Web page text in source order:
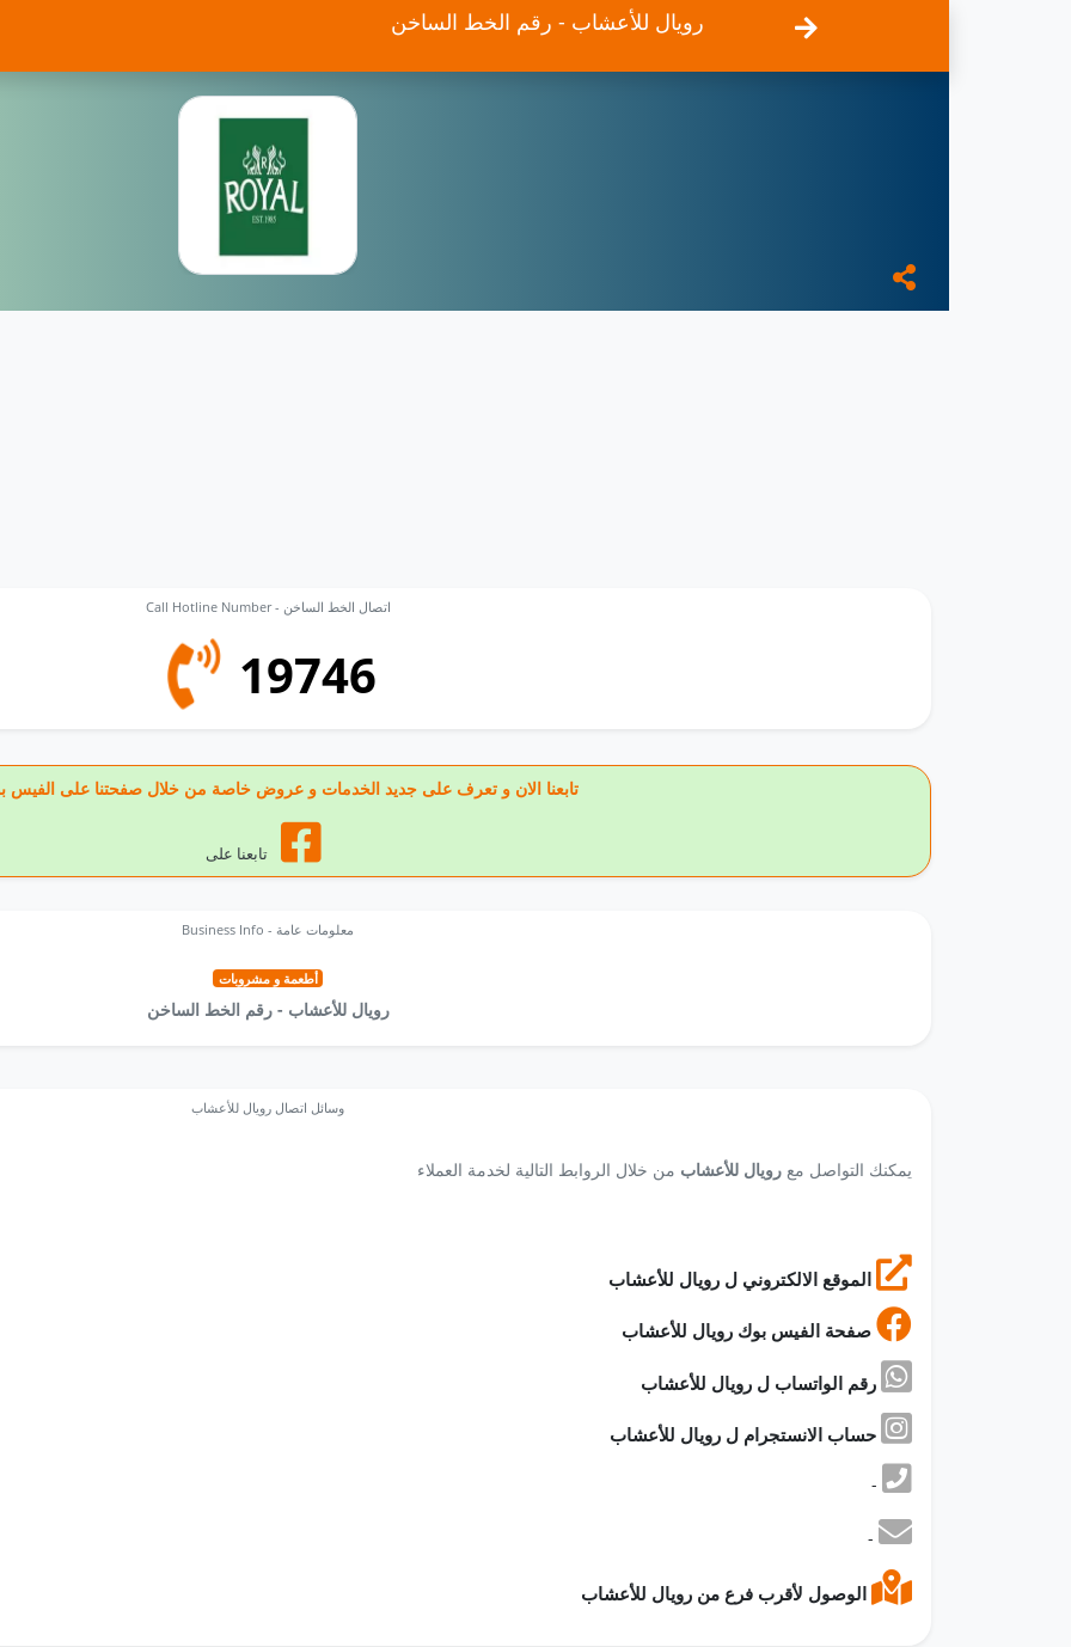
رويال للأعشاب - رقم الخط الساخن
Call Hotline Number - اتصال الخط الساخن
19746
🔥 تابعنا الان و تعرف على جديد الخدمات و عروض خاصة من خلال صفحتنا على الفيس
تابعنا على
Business Info - معلومات عامة
أطعمة و مشروبات
رويال للأعشاب - رقم الخط الساخن
وسائل اتصال رويال للأعشاب
يمكنك التواصل مع رويال للأعشاب من خلال الروابط التالية لخدمة العملاء
-
-